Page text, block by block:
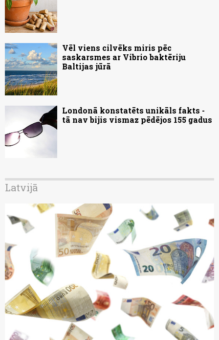
Vēl viens cilvēks miris pēc
saskarsmes ar Vibrio baktēriju
Baltijas jūrā
Londonā konstatēts unikāls fakts -
tā nav bijis vismaz pēdējos 155 gadus
Latvijā